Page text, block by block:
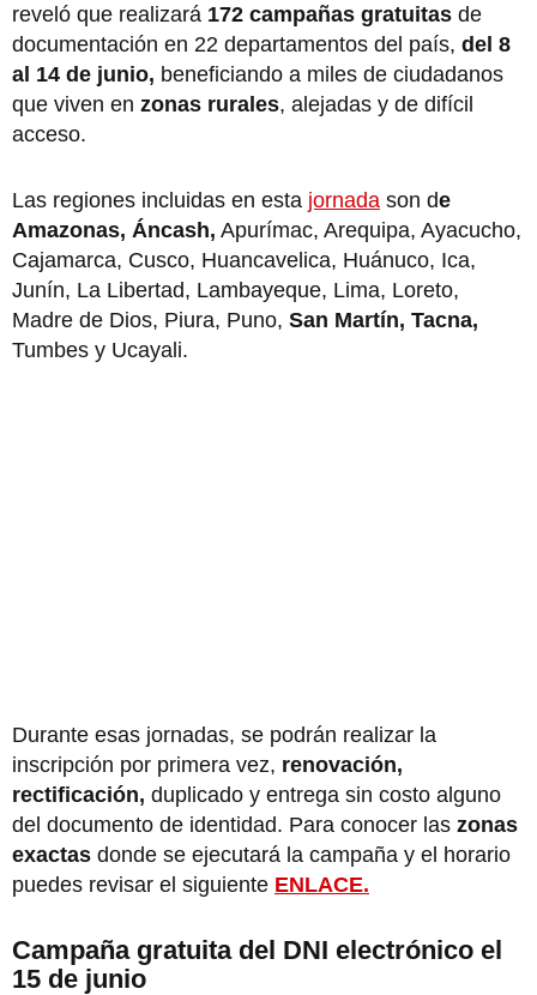
reveló que realizará 172 campañas gratuitas de
documentación en 22 departamentos del país, del 8
al 14 de junio, beneficiando a miles de ciudadanos
que viven en zonas rurales, alejadas y de difícil
acceso.
Las regiones incluidas en esta jornada son de
Amazonas, Áncash, Apurímac, Arequipa, Ayacucho,
Cajamarca, Cusco, Huancavelica, Huánuco, Ica,
Junín, La Libertad, Lambayeque, Lima, Loreto,
Madre de Dios, Piura, Puno, San Martín, Tacna,
Tumbes y Ucayali.
Durante esas jornadas, se podrán realizar la
inscripción por primera vez, renovación,
rectificación, duplicado y entrega sin costo alguno
del documento de identidad. Para conocer las zonas
exactas donde se ejecutará la campaña y el horario
puedes revisar el siguiente ENLACE.
Campaña gratuita del DNI electrónico el
15 de junio